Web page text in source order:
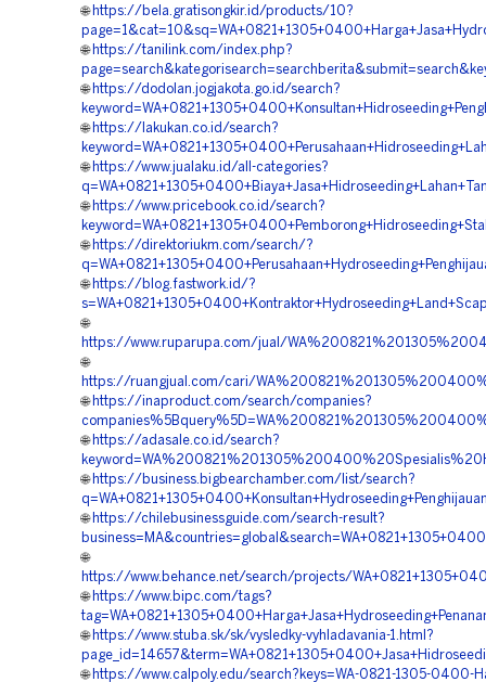
🌐 https://bela.gratisongkir.id/products/10?
🌐 https://tanilink.com/index.php?
🌐 https://dodolan.jogjakota.go.id/search?
🌐 https://lakukan.co.id/search?
🌐 https://www.jualaku.id/all-categories?
🌐 https://www.pricebook.co.id/search?
🌐 https://direktoriukm.com/search/?
🌐 https://blog.fastwork.id/?
🌐
https://www.ruparupa.com/jual/
🌐
https://ruangjual.com/cari/
🌐 https://inaproduct.com/search/companies?
🌐 https://adasale.co.id/search?
🌐 https://business.bigbearchamber.com/list/search?
🌐 https://chilebusinessguide.com/search-result?
🌐
https://www.behance.net/search/projects/
🌐 https://www.bipc.com/tags?
🌐 https://www.stuba.sk/sk/vysledky-vyhladavania-1.html?
🌐 https://www.calpoly.edu/search?keys=WA-0821-1305-0400-